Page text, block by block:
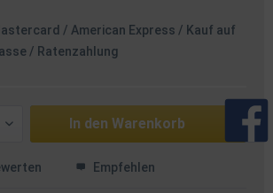
/ American Express / Kauf auf
/ Ratenzahlung
In den Warenkorb
Empfehlen